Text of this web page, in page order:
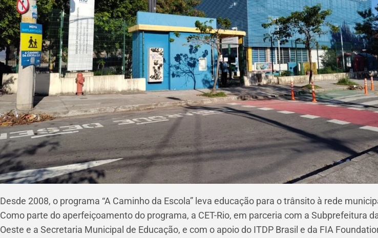
Desde 2008, o programa “A Caminho da Escola” leva educação para o trânsito à rede
Como parte do aperfeiçoamento do programa, a CET-Rio, em parceria com a Subprefeitura
Oeste e a Secretaria Municipal de Educação, e com o apoio do ITDP Brasil e da FIA